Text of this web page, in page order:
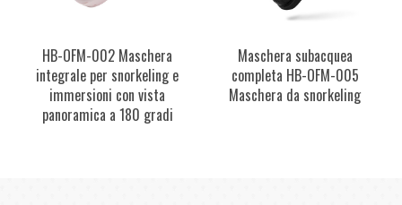
HB-OFM-002 Maschera
integrale per snorkeling e
immersioni con vista
panoramica a 180 gradi
Maschera subacquea
completa HB-OFM-005
Maschera da snorkeling